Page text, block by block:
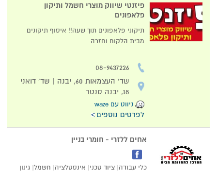
פיזנטי שיווק מוצרי חשמל ותיקון
פלאפונים
תיקוני פלאפונים תוך שעה!! איסוף תיקונים
מבית הלקוח וחזרה.
08-9437226
שד' העצמאות 60, יבנה | שד' דואני
18, יבנה סנטר
ניווט עם waze
לפרטים נוספים
אחים ללזרי - חומרי בניין
כלי עבודה| ציוד טכני| אינסטלציה| חשמל| גינון